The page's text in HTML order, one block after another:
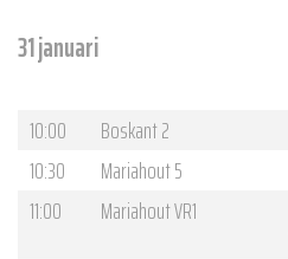
31 januari
10:00 Boskant 2
10:30
Mariahout 5
11:00
Mariahout VR1